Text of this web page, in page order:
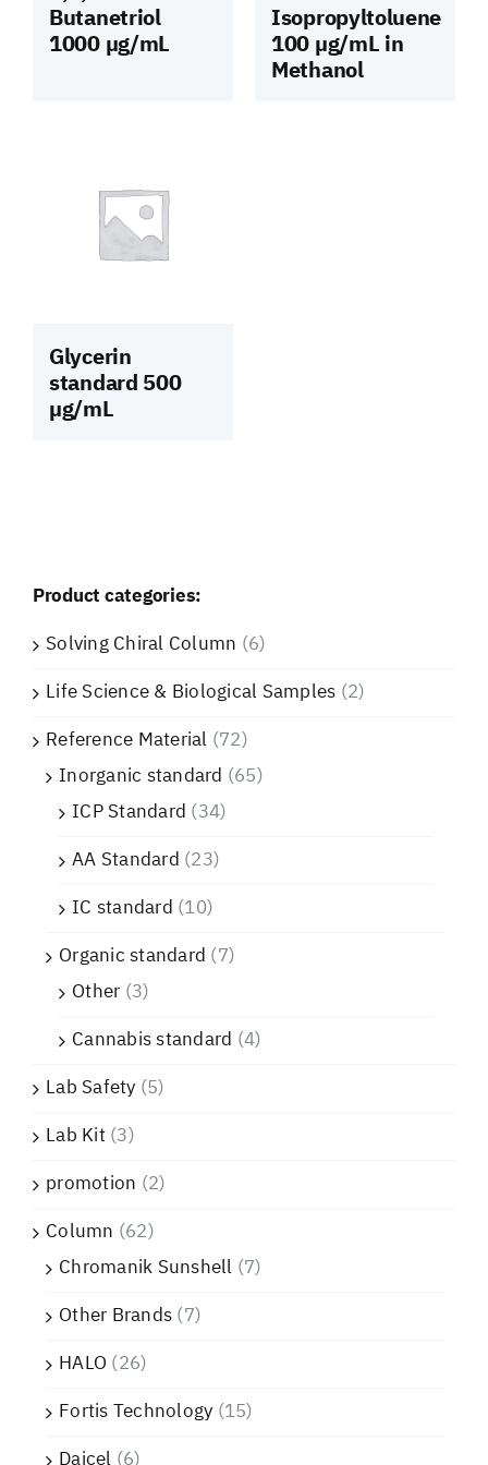
Butanetriol
1000 µg/mL
Isopropyltoluene
100 µg/mL in
Methanol
Glycerin
standard 500
µg/mL
Product categories:
Solving Chiral Column (6)
Life Science & Biological Samples (2)
Reference Material (72)
Inorganic standard (65)
ICP Standard (34)
AA Standard (23)
IC standard (10)
Organic standard (7)
Other (3)
Cannabis standard (4)
Lab Safety (5)
Lab Kit(3)
promotion (2)
Column (62)
Chromanik Sunshell (7)
Other Brands(7)
HALO (26)
Fortis Technology (15)